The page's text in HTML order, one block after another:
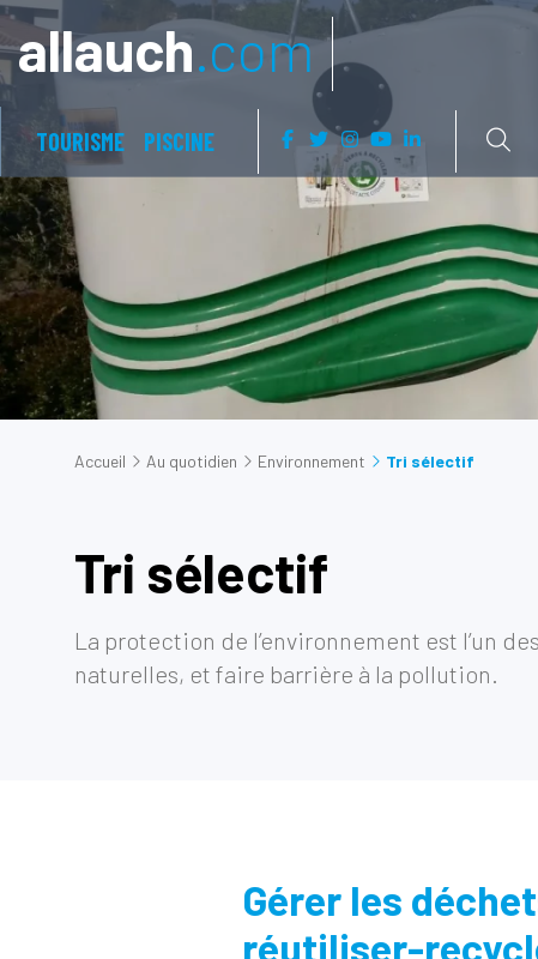
Aller à:allauch.com
TOURISME PISCINE
Accueil Au quotidien Environnement Tri sélectif
Tri sélectif
La protection de l’environnement est l’un
naturelles, et faire barrière à la pollution.
Gérer les
réutiliser-